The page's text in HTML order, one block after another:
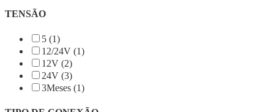
TENSÃO
5 (1)
12/24V (1)
12V (2)
24V (3)
3Meses (1)